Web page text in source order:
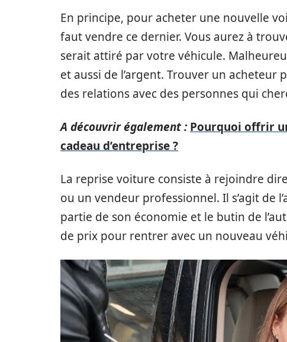
En principe, pour acheter une nouvelle
faut vendre ce dernier. Vous aurez à
serait attiré par votre véhicule.
et aussi de l’argent. Trouver un acheteur
des relations avec des personnes qui
A découvrir également : Pourquoi offrir
cadeau d’entreprise ?
La reprise voiture consiste à rejoindre
ou un vendeur professionnel. Il s’agit de
partie de son économie et le butin de
de prix pour rentrer avec un nouveau